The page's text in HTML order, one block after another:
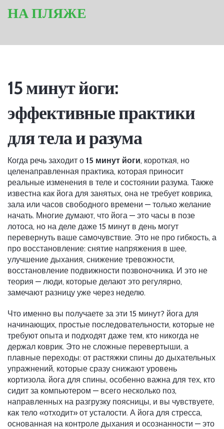
НА ПЛЯЖЕ
15 минут йоги:
эффективные практики
для тела и разума
Когда речь заходит о 15 минут йоги, короткая, но
целенаправленная практика, которая приносит
реальные изменения в теле и состоянии разума. Также
известна как йога для занятых, она не требует коврика,
зала или часов свободного времени — только желание
начать. Многие думают, что йога — это часы в позе
лотоса, но на деле даже 15 минут в день могут
перевернуть ваше самочувствие. Это не про гибкость, а
про восстановление: снятие напряжения в шее,
улучшение дыхания, снижение тревожности,
восстановление подвижности позвоночника. И это не
теория — люди, которые делают это регулярно,
замечают разницу уже через неделю.
Что именно вы получаете за эти 15 минут? йога для
начинающих, простые последовательности, которые не
требуют опыта и подходят даже тем, кто никогда не
держал коврик. Это не сложные перевертыши, а
плавные переходы: от растяжки спины до дыхательных
упражнений, которые сразу снижают уровень
кортизола. йога для спины, особенно важна для тех, кто
сидит за компьютером — всего несколько поз,
направленных на разгрузку поясницы, и вы чувствуете,
как тело «отходит» от усталости. А йога для стресса,
основанная на контроле дыхания и осознанности — это